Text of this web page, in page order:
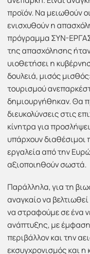
προϊόν. Να μειωθούν
ενισχυθούν η
πρόγραμμα ΣΥΝ-
της απασχόλησης
υιοθετήσει η
δουλειά, μισός
τουρισμού
δημιουργήθηκαν. Θα
διευκολύνσεις στις
κίνητρα για
υπάρχουν διαθέσιμοι
εργαλεία από την
αξιοποιηθούν σωστά.
Παράλληλα, για τη
αναγκαίο να
να στραφούμε σε ένα
ανάπτυξης, με
περιβάλλον και την
εκσυγχρονισμός και η